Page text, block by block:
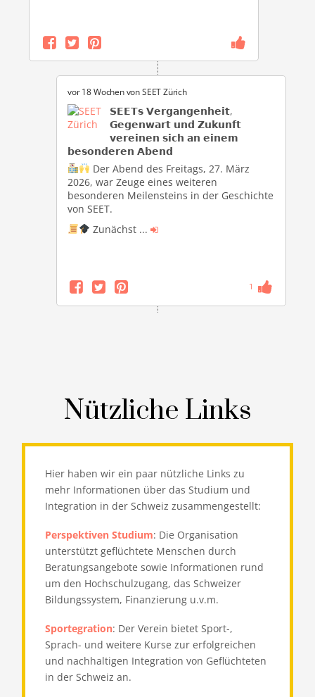
vor 18 Wochen vonSEET Zürich
𝗦𝗘𝗘𝗧𝘀 𝗩𝗲𝗿𝗴𝗮𝗻𝗴𝗲𝗻𝗵𝗲𝗶𝘁,
𝗚𝗲𝗴𝗲𝗻𝘄𝗮𝗿𝘁 𝘂𝗻𝗱 𝗭𝘂𝗸𝘂𝗻𝗳𝘁
𝘃𝗲𝗿𝗲𝗶𝗻𝗲𝗻 𝘀𝗶𝗰𝗵 𝗮𝗻 𝗲𝗶𝗻𝗲𝗺
𝗯𝗲𝘀𝗼𝗻𝗱𝗲𝗿𝗲𝗻 𝗔𝗯𝗲𝗻𝗱
Der Abend des Freitags, 27. März
2026, war Zeuge eines weiteren
besonderen Meilensteins in der Geschichte
von SEET.
Zunächst ...
1
Nützliche Links
Hier haben wir ein paar nützliche Links zu
mehr Informationen über das Studium und
Integration in der Schweiz zusammengestellt:
Perspektiven Studium: Die Organisation
unterstützt geflüchtete Menschen durch
Beratungsangebote sowie Informationen rund
um den Hochschulzugang, das Schweizer
Bildungssystem, Finanzierung u.v.m.
Sportegration: Der Verein bietet Sport-,
Sprach- und weitere Kurse zur erfolgreichen
und nachhaltigen Integration von Geflüchteten
in der Schweiz an.